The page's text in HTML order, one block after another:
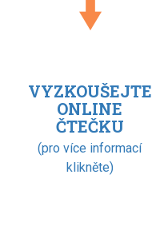
VYZKOUŠEJTE
ONLINE
ČTEČKU
(pro více informací
klikněte)